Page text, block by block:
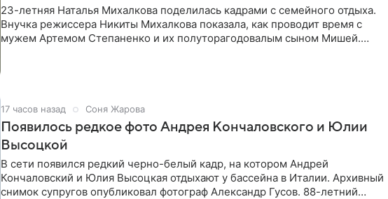
23-летняя Наталья Михалкова поделилась кадрами с семейного отдыха.
Внучка режиссера Никиты Михалкова показала, как проводит время с
мужем Артемом Степаненко и их полуторагодовалым сыном Мишей.
17 часов назад Соня Жарова
Появилось редкое фото Андрея Кончаловского и Юлии
Высоцкой
В сети появился редкий черно-белый кадр, на котором Андрей
Кончаловский и Юлия Высоцкая отдыхают у бассейна в Италии. Архивный
снимок супругов опубликовал фотограф Александр Гусов. 88-летний